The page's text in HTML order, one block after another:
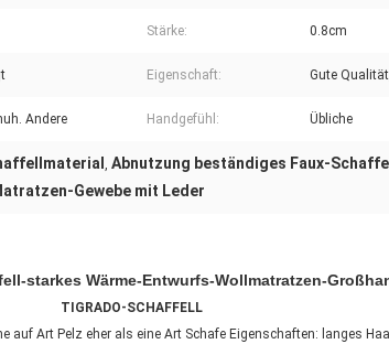
Stärke: 0.8cm
Eigenschaft: Gute
Andere Handgefühl: Übliche
, Abnutzung beständiges Faux-
Gewebe mit Leder
starkes Wärme-Entwurfs-Wollmatratzen-
TIGRADO-SCHAFFELL
auf Art Pelz eher als eine Art Schafe Eigenschaften: langes